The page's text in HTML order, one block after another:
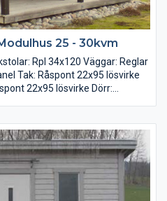
25 - 30kvm
Rpl 34x120 Väggar: Reglar
Tak: Råspont 22x95 lösvirke
22x95 lösvirke Dörr: